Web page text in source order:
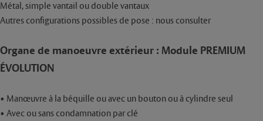
Métal, simple vantail ou double vantaux
Autres configurations possibles de pose : nous consulter
Organe de manoeuvre extérieur : Module PREMIUM
ÉVOLUTION
• Manœuvre à la béquille ou avec un bouton ou à cylindre seul
• Avec ou sans condamnation par clé